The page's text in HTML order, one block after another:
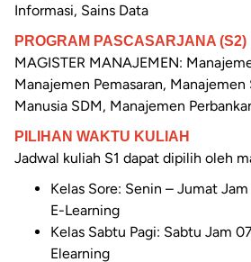
Informasi, Sains Data
PROGRAM PASCASARJANA (S2)
MAGISTER MANAJEMEN:
Manajemen Pemasaran, Manajemen
Manusia SDM, Manajemen
PILIHAN WAKTU KULIAH
Jadwal kuliah S1 dapat dipilih oleh
Kelas Sore: Senin – Jumat
E-Learning
Kelas Sabtu Pagi: Sabtu Jam
Elearning